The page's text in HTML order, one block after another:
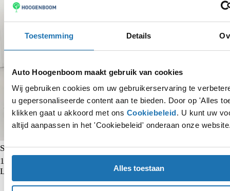
Toestemming Details
Auto Hoogenboom maakt gebruik van cookies
Wij gebruiken cookies om uw gebruikerservaring te
u gepersonaliseerde content aan te bieden. Door op 'Alles
klikken gaat u akkoord met ons Cookiebeleid. U kunt uw
altijd aanpassen in het 'Cookiebeleid' onderaan onze
Alles toestaan
Skoda Kamiq
1.0 TSI Ambition | Trekhaak | CarPlay | Cruise control | Airco |
Lane- en frontassist | Bluetooth |